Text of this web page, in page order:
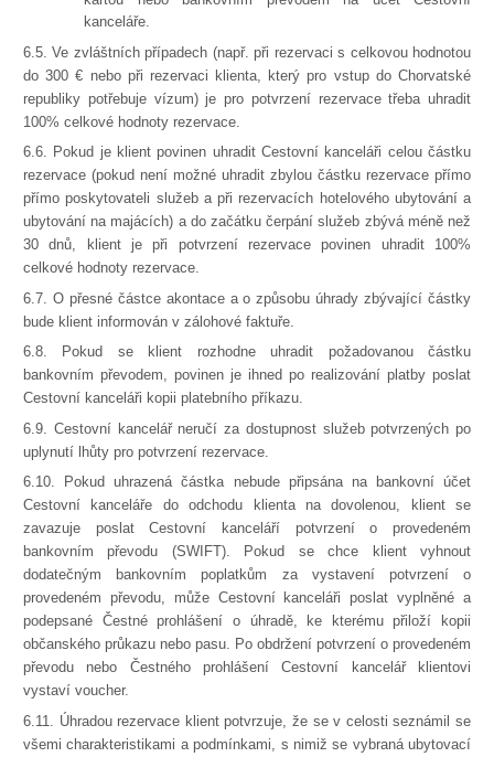
kanceláře.
6.5. Ve zvláštních případech (např. při rezervaci s celkovou hodnotou
do 300 € nebo při rezervaci klienta, který pro vstup do Chorvatské
republiky potřebuje vízum) je pro potvrzení rezervace třeba uhradit
100% celkové hodnoty rezervace.
6.6. Pokud je klient povinen uhradit Cestovní kanceláři celou částku
rezervace (pokud není možné uhradit zbylou částku rezervace přímo
přímo poskytovateli služeb a při rezervacích hotelového ubytování a
ubytování na majácích) a do začátku čerpání služeb zbývá méně než
30 dnů, klient je při potvrzení rezervace povinen uhradit 100%
celkové hodnoty rezervace.
6.7. O přesné částce akontace a o způsobu úhrady zbývající částky
bude klient informován v zálohové faktuře.
6.8. Pokud se klient rozhodne uhradit požadovanou částku
bankovním převodem, povinen je ihned po realizování platby poslat
Cestovní kanceláři kopii platebního příkazu.
6.9. Cestovní kancelář neručí za dostupnost služeb potvrzených po
uplynutí lhůty pro potvrzení rezervace.
6.10. Pokud uhrazená částka nebude připsána na bankovní účet
Cestovní kanceláře do odchodu klienta na dovolenou, klient se
zavazuje poslat Cestovní kanceláří potvrzení o provedeném
bankovním převodu (SWIFT). Pokud se chce klient vyhnout
dodatečným bankovním poplatkům za vystavení potvrzení o
provedeném převodu, může Cestovní kanceláři poslat vyplněné a
podepsané Čestné prohlášení o úhradě, ke kterému přiloží kopii
občanského průkazu nebo pasu. Po obdržení potvrzení o provedeném
převodu nebo Čestného prohlášení Cestovní kancelář klientovi
vystaví voucher.
6.11. Úhradou rezervace klient potvrzuje, že se v celosti seznámil se
všemi charakteristikami a podmínkami, s nimiž se vybraná ubytovací